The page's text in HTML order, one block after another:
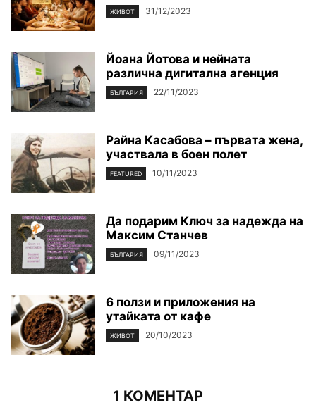
ЖИВОТ 31/12/2023
Йоана Йотова и нейната
различна дигитална агенция
БЪЛГАРИЯ 22/11/2023
Райна Касабова – първата жена,
участвала в боен полет
FEATURED 10/11/2023
Да подарим Ключ за надежда на
Максим Станчев
БЪЛГАРИЯ 09/11/2023
6 ползи и приложения на
утайката от кафе
ЖИВОТ 20/10/2023
1 КОМЕНТАР